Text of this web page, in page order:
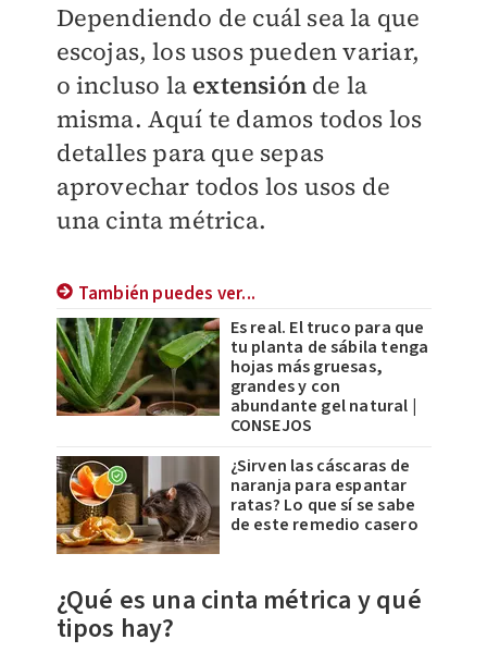
Dependiendo de cuál sea la que
escojas, los usos pueden variar,
o incluso la extensión de la
misma. Aquí te damos todos los
detalles para que sepas
aprovechar todos los usos de
una cinta métrica.
También puedes ver...
Es real. El truco para que
tu planta de sábila tenga
hojas más gruesas,
grandes y con
abundante gel natural |
CONSEJOS
¿Sirven las cáscaras de
naranja para espantar
ratas? Lo que sí se sabe
de este remedio casero
¿Qué es una cinta métrica y qué
tipos hay?